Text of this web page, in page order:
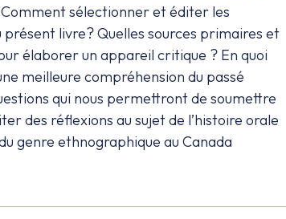
sélectionner et éditer les
livre? Quelles sources primaires et
élaborer un appareil critique ? En quoi
meilleure compréhension du passé
qui nous permettront de soumettre
des réflexions au sujet de l’histoire orale
genre ethnographique au Canada